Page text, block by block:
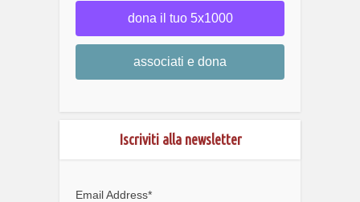
dona il tuo 5x1000
associati e dona
Iscriviti alla newsletter
Email Address*